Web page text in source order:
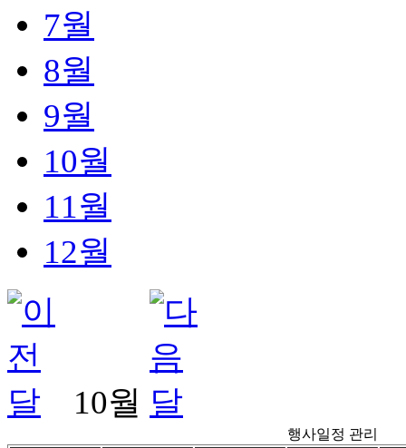
7월
8월
9월
10월
11월
12월
10월
행사일정 관리